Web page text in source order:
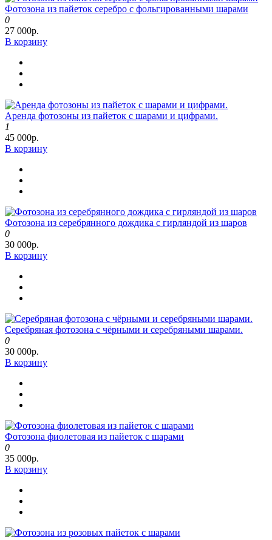
Фотозона из пайеток серебро с фольгированными шарами
0
27 000р.
В корзину
Аренда фотозоны из пайеток с шарами и цифрами.
1
45 000р.
В корзину
Фотозона из серебрянного дождика с гирляндой из шаров
0
30 000р.
В корзину
Серебряная фотозона с чёрными и серебряными шарами.
0
30 000р.
В корзину
Фотозона фиолетовая из пайеток с шарами
0
35 000р.
В корзину